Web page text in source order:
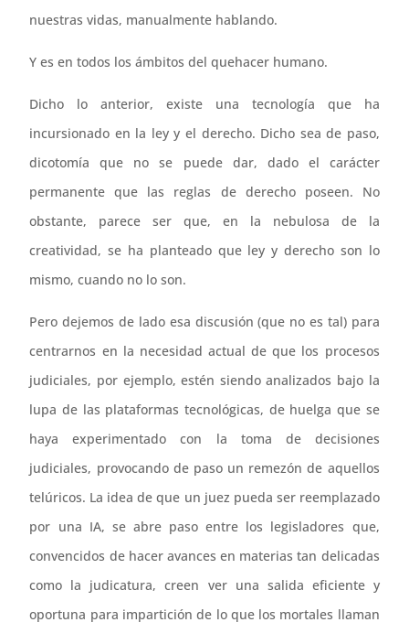
nuestras vidas, manualmente hablando.
Y es en todos los ámbitos del quehacer humano.
Dicho lo anterior, existe una tecnología que ha
incursionado en la ley y el derecho. Dicho sea de paso,
dicotomía que no se puede dar, dado el carácter
permanente que las reglas de derecho poseen. No
obstante, parece ser que, en la nebulosa de la
creatividad, se ha planteado que ley y derecho son lo
mismo, cuando no lo son.
Pero dejemos de lado esa discusión (que no es tal) para
centrarnos en la necesidad actual de que los procesos
judiciales, por ejemplo, estén siendo analizados bajo la
lupa de las plataformas tecnológicas, de huelga que se
haya experimentado con la toma de decisiones
judiciales, provocando de paso un remezón de aquellos
telúricos. La idea de que un juez pueda ser reemplazado
por una IA, se abre paso entre los legisladores que,
convencidos de hacer avances en materias tan delicadas
como la judicatura, creen ver una salida eficiente y
oportuna para impartición de lo que los mortales llaman